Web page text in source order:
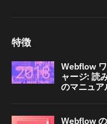
特徴
Webflow
ャージ: 読
のマニュア
Webflow